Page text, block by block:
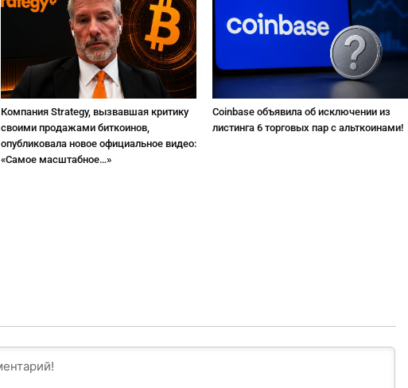
Компания Strategy, вызвавшая критику
своими продажами биткоинов,
опубликовала новое официальное видео:
«Самое масштабное…»
Coinbase объявила об исключении из
листинга 6 торговых пар с альткоинами!